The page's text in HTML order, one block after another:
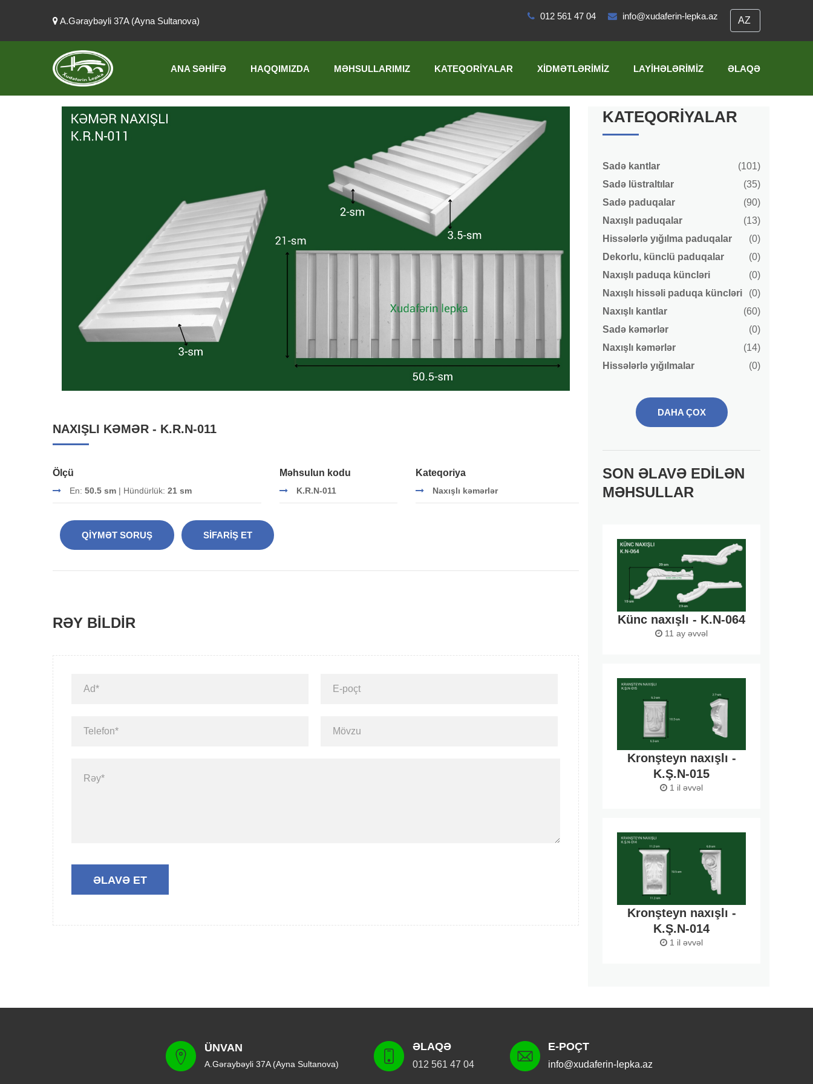
A.Gəraybəyli 37A (Ayna Sultanova) 012 561 47 04 info@xudaferin-lepka.az
ANA SƏHIFƏ HAQQIMIZDA MƏHSULLARIMIZ KATEQORIYALAR XIDMƏTLƏRIMIZ LAYIHƏLƏRIMIZ ƏLAQƏ
NAXIŞLI KƏMƏR - K.R.N-011
Ölçü
En: 50.5 sm | Hündürlük: 21 sm
Məhsulun kodu
K.R.N-011
Kateqoriya
Naxışlı kəmərlər
QIYMƏT SORUŞ SIFARIŞ ET
RƏY BILDIR
KATEQORIYALAR
Sadə kantlar
(101)
Sadə lüstraltılar
(35)
Sadə paduqalar
(90)
Naxışlı paduqalar
(13)
Hissələrlə yığılma paduqalar
(0)
Dekorlu, künclü paduqalar
(0)
Naxışlı paduqa küncləri
(0)
Naxışlı hissəli paduqa küncləri
(0)
Naxışlı kantlar
(60)
Sadə kəmərlər
(0)
Naxışlı kəmərlər
(14)
Hissələrlə yığılmalar
(0)
DAHA ÇOX
SON ƏLAVƏ EDILƏN
MƏHSULLAR
Künc naxışlı - K.N-064
11 ay əvvəl
Kronşteyn naxışlı -
K.Ş.N-015
1 il əvvəl
Kronşteyn naxışlı -
K.Ş.N-014
1 il əvvəl
ÜNVAN
A.Gəraybəyli 37A (Ayna Sultanova)
ƏLAQƏ
012 561 47 04
E-POÇT
info@xudaferin-lepka.az